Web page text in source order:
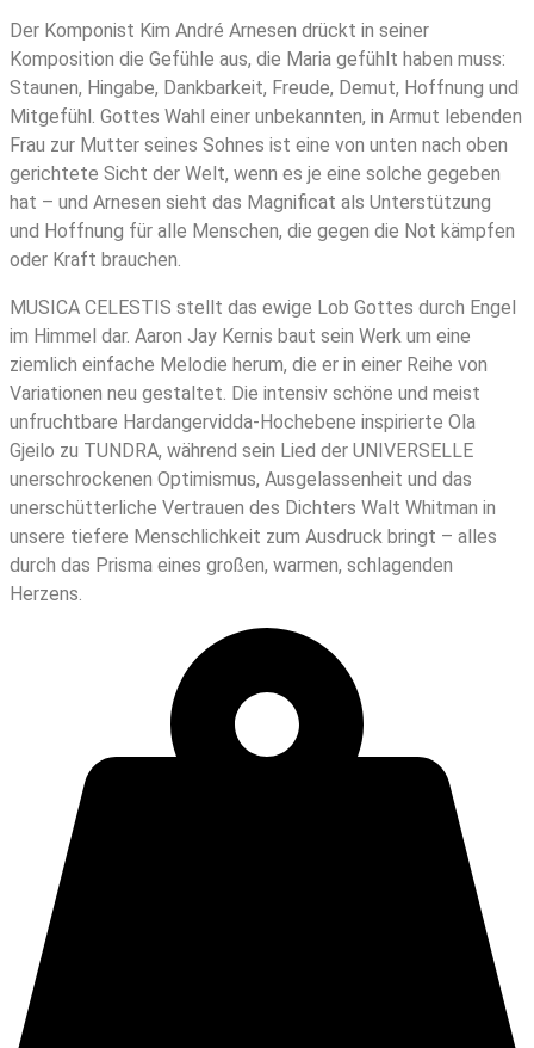
Der Komponist Kim André Arnesen drückt in seiner
Komposition die Gefühle aus, die Maria gefühlt haben muss:
Staunen, Hingabe, Dankbarkeit, Freude, Demut, Hoffnung und
Mitgefühl. Gottes Wahl einer unbekannten, in Armut lebenden
Frau zur Mutter seines Sohnes ist eine von unten nach oben
gerichtete Sicht der Welt, wenn es je eine solche gegeben
hat – und Arnesen sieht das Magnificat als Unterstützung
und Hoffnung für alle Menschen, die gegen die Not kämpfen
oder Kraft brauchen.
MUSICA CELESTIS stellt das ewige Lob Gottes durch Engel
im Himmel dar. Aaron Jay Kernis baut sein Werk um eine
ziemlich einfache Melodie herum, die er in einer Reihe von
Variationen neu gestaltet. Die intensiv schöne und meist
unfruchtbare Hardangervidda-Hochebene inspirierte Ola
Gjeilo zu TUNDRA, während sein Lied der UNIVERSELLE
unerschrockenen Optimismus, Ausgelassenheit und das
unerschütterliche Vertrauen des Dichters Walt Whitman in
unsere tiefere Menschlichkeit zum Ausdruck bringt – alles
durch das Prisma eines großen, warmen, schlagenden
Herzens.